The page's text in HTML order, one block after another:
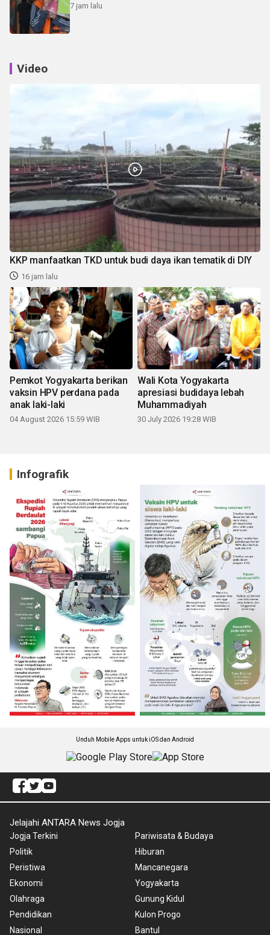
7 jam lalu
Video
KKP manfaatkan TKD untuk budi daya ikan tematik di DIY
16 jam lalu
Pemkot Yogyakarta berikan
vaksin HPV perdana pada
anak laki-laki
04 August 2026 15:59 WIB
Wali Kota Yogyakarta
apresiasi budidaya lebah
Muhammadiyah
30 July 2026 19:28 WIB
Infografik
Unduh Mobile Apps untuk iOS dan Android
Jelajahi ANTARA News Jogja
Jogja Terkini
Politik
Peristiwa
Ekonomi
Olahraga
Pendidikan
Nasional
Pariwisata & Budaya
Hiburan
Mancanegara
Yogyakarta
Gunung Kidul
Kulon Progo
Bantul